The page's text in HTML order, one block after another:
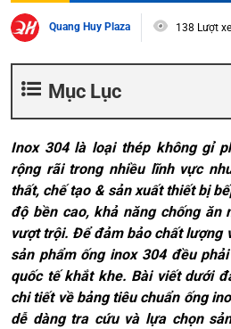
Quang Huy Plaza 138 Lượt
Mục Lục
Inox 304 là loại thép không gỉ
rộng rãi trong nhiều lĩnh vực
thất, chế tạo & sản xuất thiết bị
độ bền cao, khả năng chống ăn
vượt trội. Để đảm bảo chất lượng
sản phẩm ống inox 304 đều
quốc tế khắt khe. Bài viết dưới
chi tiết về bảng tiêu chuẩn ống
dễ dàng tra cứu và lựa chọn